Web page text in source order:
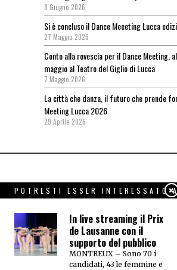
8 Giugno 2026
Si è concluso il Dance Meeeting Lucca
27 Maggio 2026
Conto alla rovescia per il Dance Meeting,
maggio al Teatro del Giglio di Lucca
7 Maggio 2026
La città che danza, il futuro che prende
Meeting Lucca 2026
29 Aprile 2026
Dance News - Registrazione
Livorno n° 594/95 -
redazione@dancenews.it
dell'A.E.D. P.IVA
POTRESTI ESSER INTERESSATO
In live streaming il Prix
de Lausanne con il
supporto del pubblico
MONTREUX – Sono 70 i
candidati, 43 le femmine e